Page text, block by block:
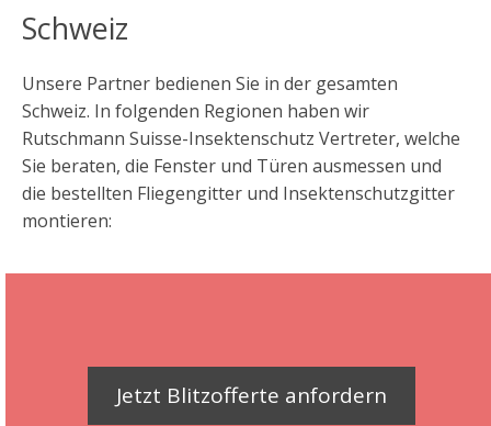
Schweiz
Unsere Partner bedienen Sie in der gesamten
Schweiz. In folgenden Regionen haben wir
Rutschmann Suisse-Insektenschutz Vertreter, welche
Sie beraten, die Fenster und Türen ausmessen und
die bestellten Fliegengitter und Insektenschutzgitter
montieren:
Jetzt Blitzofferte anfordern